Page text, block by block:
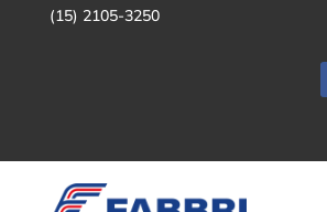
(15) 2105-3250